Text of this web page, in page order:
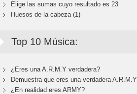
Elige las sumas cuyo resultado es 23
Huesos de la cabeza (1)
Top 10 Música:
¿Eres una A.R.M.Y verdadera?
Demuestra que eres una verdadera A.R.M.Y
¿En realidad eres ARMY?